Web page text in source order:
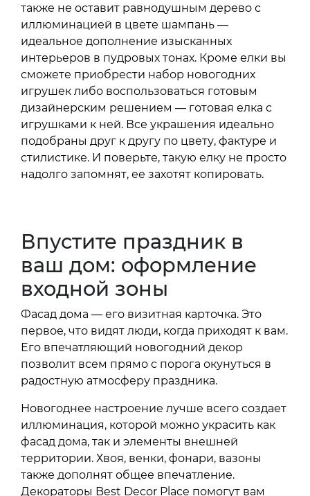
также не оставит равнодушным дерево с
иллюминацией в цвете шампань —
идеальное дополнение изысканных
интерьеров в пудровых тонах. Кроме елки вы
сможете приобрести набор новогодних
игрушек либо воспользоваться готовым
дизайнерским решением — готовая елка с
игрушками к ней. Все украшения идеально
подобраны друг к другу по цвету, фактуре и
стилистике. И поверьте, такую елку не просто
надолго запомнят, ее захотят копировать.
Впустите праздник в
ваш дом: оформление
входной зоны
Фасад дома — его визитная карточка. Это
первое, что видят люди, когда приходят к вам.
Его впечатляющий новогодний декор
позволит всем прямо с порога окунуться в
радостную атмосферу праздника.
Новогоднее настроение лучше всего создает
иллюминация, которой можно украсить как
фасад дома, так и элементы внешней
территории. Хвоя, венки, фонари, вазоны
также дополнят общее впечатление.
Декораторы Best Decor Place помогут вам